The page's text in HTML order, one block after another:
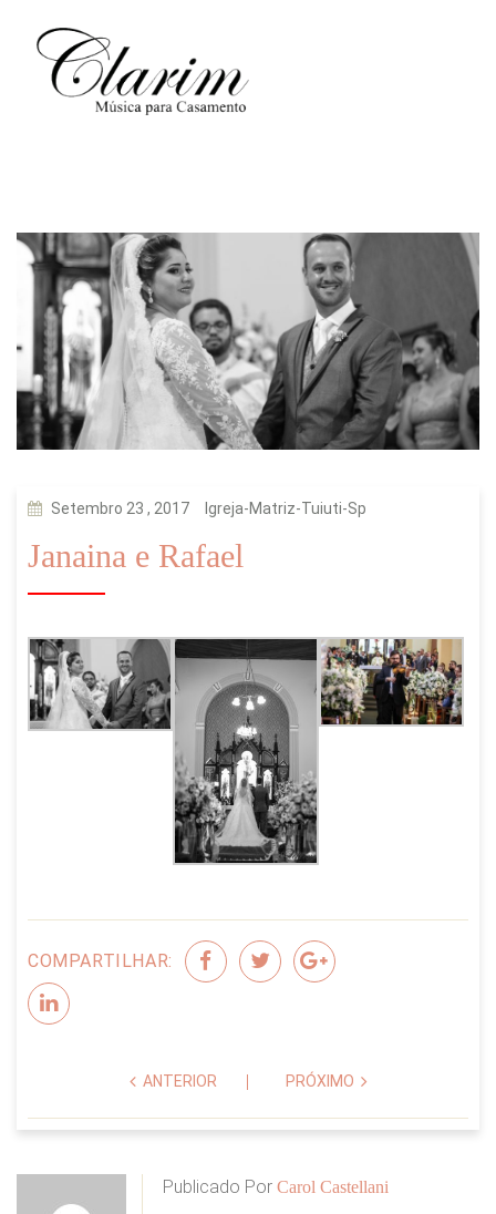
Setembro 23 , 2017 Igreja-Matriz-Tuiuti-Sp
Janaina e Rafael
COMPARTILHAR:
ANTERIOR PRÓXIMO
Publicado Por Carol Castellani